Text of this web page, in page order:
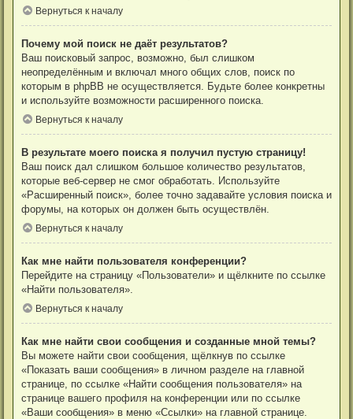
Вернуться к началу
Почему мой поиск не даёт результатов?
Ваш поисковый запрос, возможно, был слишком
неопределённым и включал много общих слов, поиск по
которым в phpBB не осуществляется. Будьте более конкретны
и используйте возможности расширенного поиска.
Вернуться к началу
В результате моего поиска я получил пустую страницу!
Ваш поиск дал слишком большое количество результатов,
которые веб-сервер не смог обработать. Используйте
«Расширенный поиск», более точно задавайте условия поиска и
форумы, на которых он должен быть осуществлён.
Вернуться к началу
Как мне найти пользователя конференции?
Перейдите на страницу «Пользователи» и щёлкните по ссылке
«Найти пользователя».
Вернуться к началу
Как мне найти свои сообщения и созданные мной темы?
Вы можете найти свои сообщения, щёлкнув по ссылке
«Показать ваши сообщения» в личном разделе на главной
странице, по ссылке «Найти сообщения пользователя» на
странице вашего профиля на конференции или по ссылке
«Ваши сообщения» в меню «Ссылки» на главной странице.